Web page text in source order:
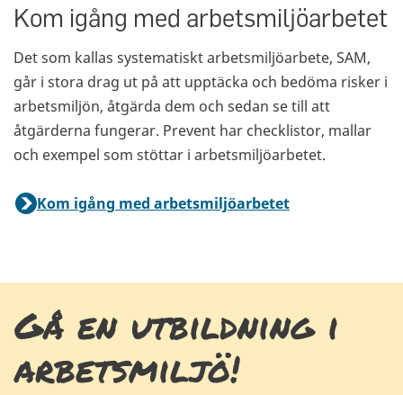
Kom igång med arbetsmiljöarbetet
Det som kallas systematiskt arbetsmiljöarbete, SAM,
går i stora drag ut på att upptäcka och bedöma risker i
arbetsmiljön, åtgärda dem och sedan se till att
åtgärderna fungerar. Prevent har checklistor, mallar
och exempel som stöttar i arbetsmiljöarbetet.
Kom igång med arbetsmiljöarbetet
Gå en utbildning i
arbetsmiljö!